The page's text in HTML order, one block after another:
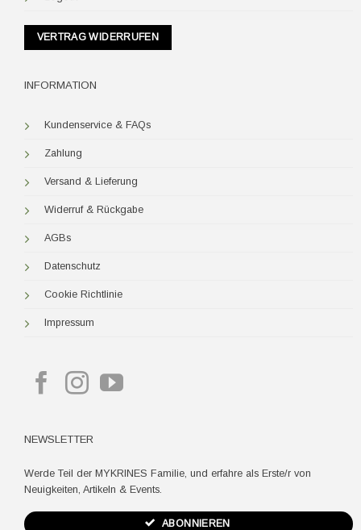
VERTRAG WIDERRUFEN
INFORMATION
Kundenservice & FAQs
Zahlung
Versand & Lieferung
Widerruf & Rückgabe
AGBs
Datenschutz
Cookie Richtlinie
Impressum
NEWSLETTER
Werde Teil der MYKRINES Familie, und erfahre als Erste/r von
Neuigkeiten, Artikeln & Events.
ABONNIEREN